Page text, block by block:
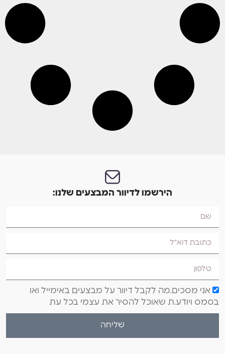
הירשמו לדיוור המבצעים שלנו:
אני מסכים.מה לקבל דיוור על מבצעים באימייל ואו
בסמס ויודע.ת שאוכל להסיר את עצמי בכל עת
שליחה